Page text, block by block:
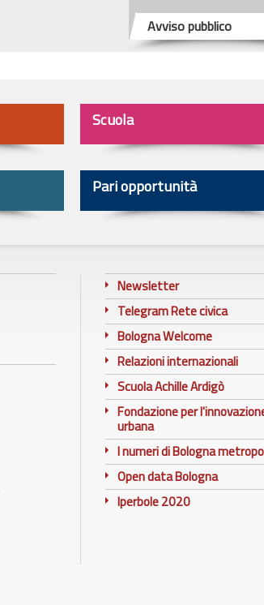
Avviso pubblico
Scuola
Pari opportunità
Newsletter
Telegram Rete civica
Bologna Welcome
Relazioni internazionali
Scuola Achille Ardigò
Fondazione per
urbana
I numeri di Bologna
Open data Bologna
Iperbole 2020